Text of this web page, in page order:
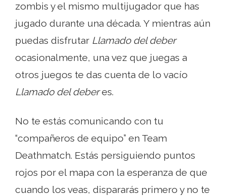
zombis y el mismo multijugador que has
jugado durante una década. Y mientras aún
puedas disfrutar Llamado del deber
ocasionalmente, una vez que juegas a
otros juegos te das cuenta de lo vacío
Llamado del deberes.
No te estás comunicando con tu
“compañeros de equipo” en Team
Deathmatch. Estás persiguiendo puntos
rojos por el mapa con la esperanza de que
cuando los veas, dispararás primero y no te